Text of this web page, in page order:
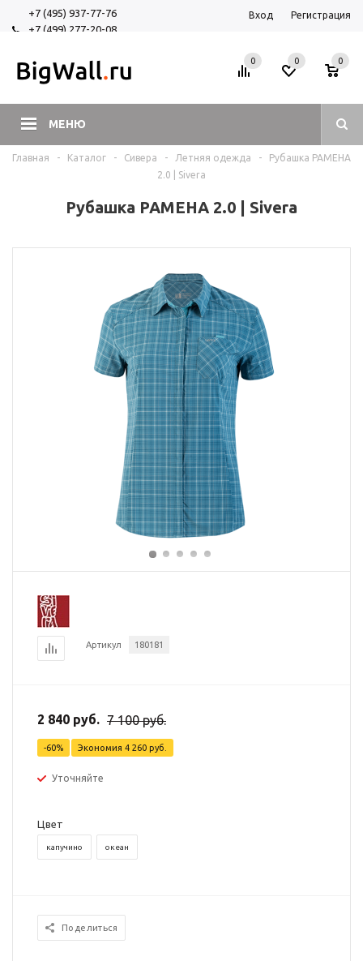
+7 (495) 937-77-76
+7 (499) 277-20-08
Вход Регистрация
МЕНЮ
0 0
0
Главная - Каталог - Сивера - Летняя одежда -
Рубашка РАМЕНА
2.0 | Sivera
Рубашка РАМЕНА 2.0 | Sivera
Артикул 180181
2 840 руб. 7 100 руб.
-60% Экономия 4 260 руб.
Уточняйте
Цвет
капучино океан
Поделиться